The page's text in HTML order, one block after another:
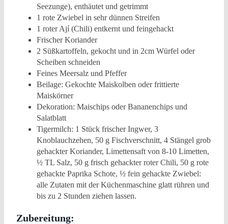
Seezunge), enthäutet und getrimmt
1 rote Zwiebel in sehr dünnen Streifen
1 roter Ají (Chili) entkernt und feingehackt
Frischer Koriander
2 Süßkartoffeln, gekocht und in 2cm Würfel oder
Scheiben schneiden
Feines Meersalz und Pfeffer
Beilage: Gekochte Maiskolben oder frittierte
Maiskörner
Dekoration: Maischips oder Bananenchips und
Salatblatt
Tigermilch: 1 Stück frischer Ingwer, 3
Knoblauchzehen, 50 g Fischverschnitt, 4 Stängel grob
gehackter Koriander, Limettensaft von 8-10 Limetten,
½ TL Salz, 50 g frisch gehackter roter Chili, 50 g rote
gehackte Paprika Schote, ½ fein gehackte Zwiebel:
alle Zutaten mit der Küchenmaschine glatt rühren und
bis zu 2 Stunden ziehen lassen.
Zubereitung: